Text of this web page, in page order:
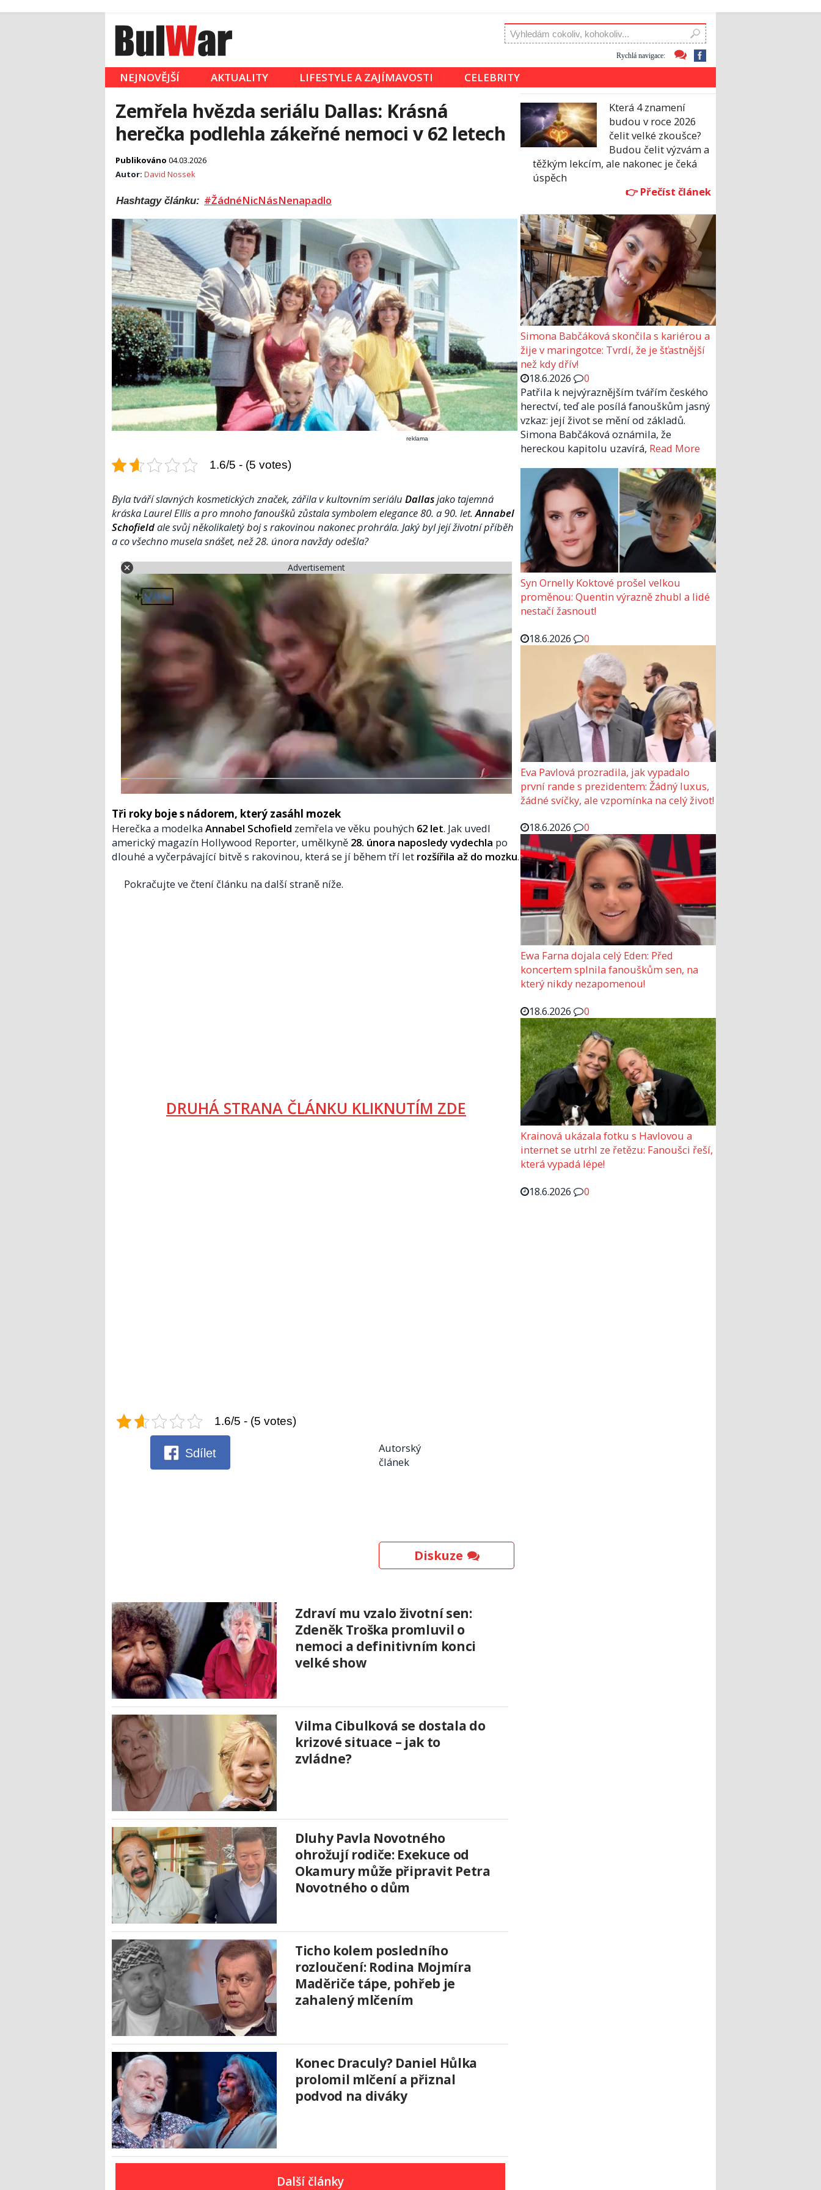
Rychlá navigace:
NEJNOVĚJŠÍ AKTUALITY LIFESTYLE A ZAJÍMAVOSTI CELEBRITY
Zemřela hvězda seriálu Dallas: Krásná
herečka podlehla zákeřné nemoci v 62 letech
Publikováno 04.03.2026
Autor: David Nossek
Hashtagy článku: #ŽádnéNicNásNenapadlo
reklama
1.6/5 - (5 votes)
Byla tváří slavných kosmetických značek, zářila v kultovním seriálu Dallasjako tajemná
kráska Laurel Ellis a pro mnoho fanoušků zůstala symbolem elegance 80. a 90. let.Annabel
Schofieldale svůj několikaletý boj s rakovinou nakonec prohrála. Jaký byl její životní příběh
a co všechno musela snášet, než 28. února navždy odešla?
Advertisement
Tři roky boje s nádorem, který zasáhl mozek
Herečka a modelka Annabel Schofield zemřela ve věku pouhých 62 let. Jak uvedl
americký magazín Hollywood Reporter, umělkyně 28. února naposledy vydechla po
dlouhé a vyčerpávající bitvě s rakovinou, která se jí během tří let rozšířila až do mozku.
Pokračujte ve čtení článku na další straně níže.
DRUHÁ STRANA ČLÁNKU KLIKNUTÍM ZDE
1.6/5 - (5 votes)
Sdílet
Autorský
článek
Diskuze
Zdraví mu vzalo životní sen:
Zdeněk Troška promluvil o
nemoci a definitivním konci
velké show
Vilma Cibulková se dostala do
krizové situace – jak to
zvládne?
Dluhy Pavla Novotného
ohrožují rodiče: Exekuce od
Okamury může připravit Petra
Novotného o dům
Ticho kolem posledního
rozloučení: Rodina Mojmíra
Maděriče tápe, pohřeb je
zahalený mlčením
Konec Draculy? Daniel Hůlka
prolomil mlčení a přiznal
podvod na diváky
Další články
Která 4 znamení
budou v roce 2026
čelit velké zkoušce?
Budou čelit výzvám a
těžkým lekcím, ale nakonec je čeká
úspěch
Simona Babčáková skončila s kariérou a
žije v maringotce: Tvrdí, že je šťastnější
než kdy dřív!
18.6.2026
0
Patřila k nejvýraznějším tvářím českého
herectví, teď ale posílá fanouškům jasný
vzkaz: její život se mění od základů.
Simona Babčáková oznámila, že
hereckou kapitolu uzavírá, Read More
Syn Ornelly Koktové prošel velkou
proměnou: Quentin výrazně zhubl a lidé
nestačí žasnout!
18.6.2026
0
Eva Pavlová prozradila, jak vypadalo
první rande s prezidentem: Žádný luxus,
žádné svíčky, ale vzpomínka na celý život!
18.6.2026
0
Ewa Farna dojala celý Eden: Před
koncertem splnila fanouškům sen, na
který nikdy nezapomenou!
18.6.2026
0
Krainová ukázala fotku s Havlovou a
internet se utrhl ze řetězu: Fanoušci řeší,
která vypadá lépe!
18.6.2026
0